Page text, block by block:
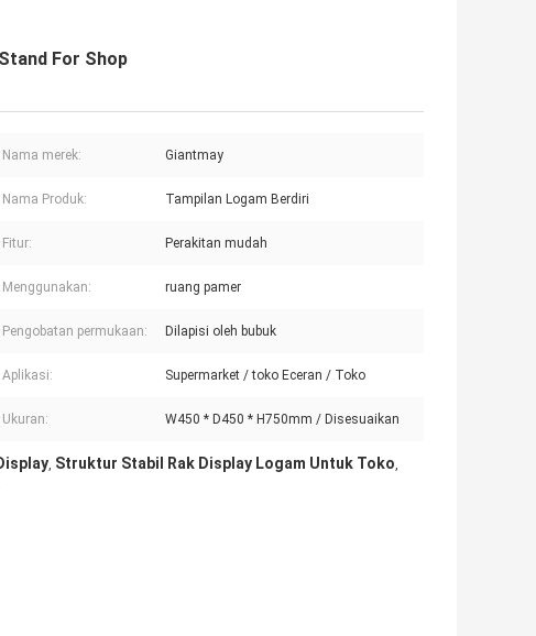
For Shop
Nama merek: Giantmay
Nama Produk: Tampilan Logam Berdiri
Fitur: Perakitan mudah
Menggunakan: ruang pamer
Pengobatan permukaan: Dilapisi oleh bubuk
Aplikasi: Supermarket / toko Eceran / Toko
Ukuran: W450 * D450 * H750mm / Disesuaikan
, Struktur Stabil Rak Display Logam Untuk Toko,